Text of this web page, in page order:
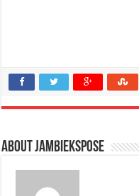
About jambiekspose